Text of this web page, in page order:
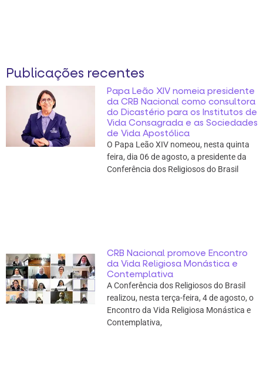
Publicações recentes
Papa Leão XIV nomeia presidente
da CRB Nacional como consultora
do Dicastério para os Institutos de
Vida Consagrada e as Sociedades
de Vida Apostólica
O Papa Leão XIV nomeou, nesta quinta
feira, dia 06 de agosto, a presidente da
Conferência dos Religiosos do Brasil
CRB Nacional promove Encontro
da Vida Religiosa Monástica e
Contemplativa
A Conferência dos Religiosos do Brasil
realizou, nesta terça-feira, 4 de agosto, o
Encontro da Vida Religiosa Monástica e
Contemplativa,